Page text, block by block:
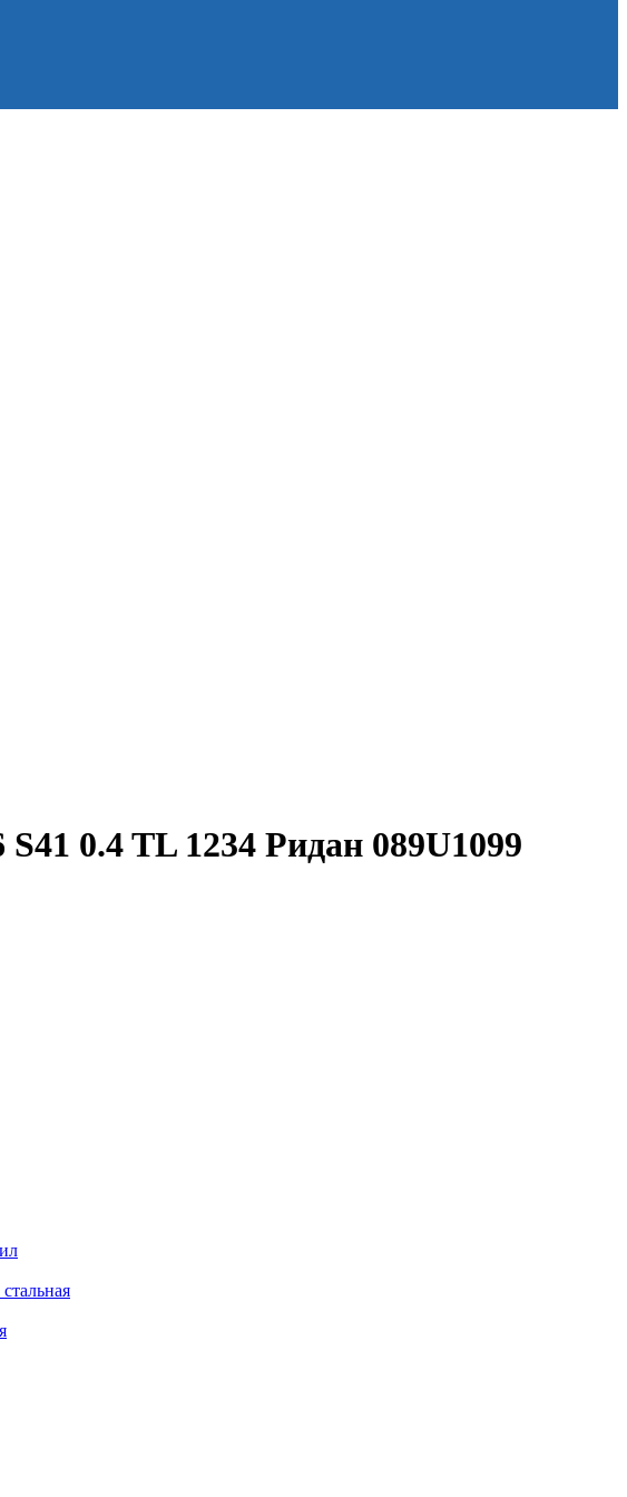
0.4 TL 1234 Ридан 089U1099